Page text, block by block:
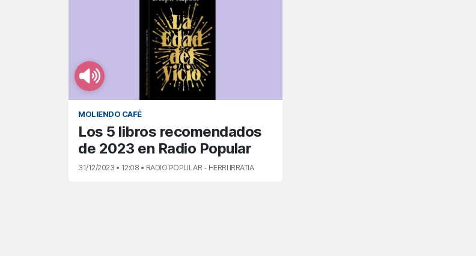
MOLIENDO CAFÉ
Los 5 libros recomendados
de 2023 en Radio Popular
31/12/2023 • 12:08 • RADIO POPULAR - HERRI IRRATIA